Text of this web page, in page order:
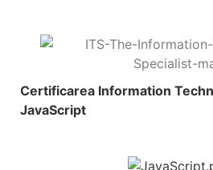
Certificarea Information
JavaScript